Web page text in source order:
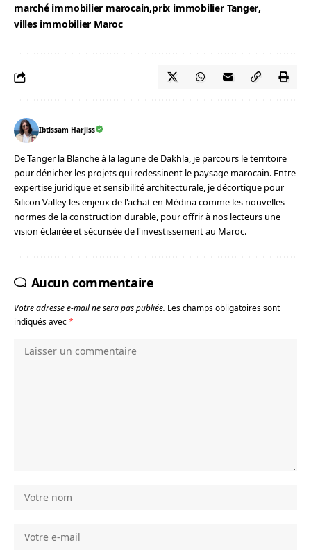
marché immobilier marocain prix immobilier Tanger
villes immobilier Maroc
Ibtissam Harjiss
De Tanger la Blanche à la lagune de Dakhla, je parcours le territoire
pour dénicher les projets qui redessinent le paysage marocain. Entre
expertise juridique et sensibilité architecturale, je décortique pour
Silicon Valley les enjeux de l'achat en Médina comme les nouvelles
normes de la construction durable, pour offrir à nos lecteurs une
vision éclairée et sécurisée de l'investissement au Maroc.
Aucun commentaire
Votre adresse e-mail ne sera pas publiée. Les champs obligatoires sont
indiqués avec*